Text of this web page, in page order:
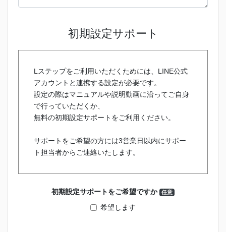
初期設定サポート
Lステップをご利用いただくためには、LINE公式
アカウントと連携する設定が必要です。
設定の際はマニュアルや説明動画に沿ってご自身
で行っていただくか、
無料の初期設定サポートをご利用ください。
サポートをご希望の方には3営業日以内にサポー
ト担当者からご連絡いたします。
初期設定サポートをご希望ですか 任意
希望します